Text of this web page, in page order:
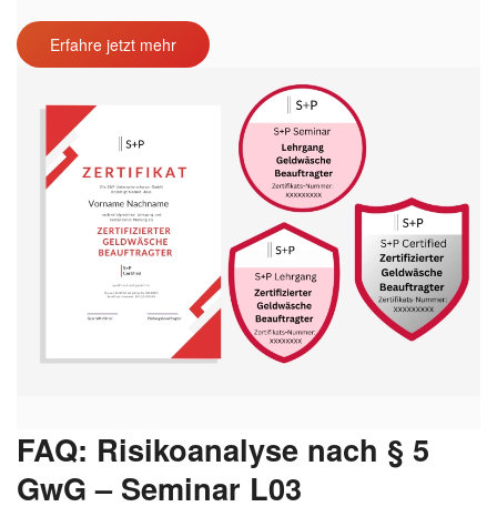
Erfahre jetzt mehr
FAQ: Risikoanalyse nach § 5
GwG – Seminar L03